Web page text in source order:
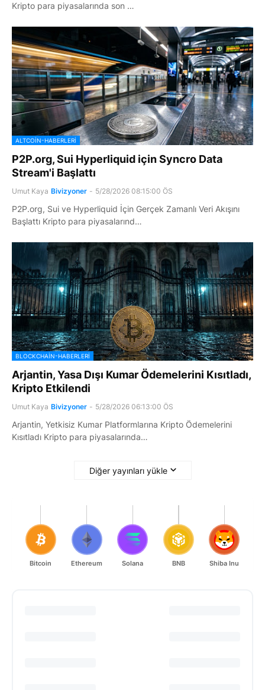
Kripto para piyasalarında son …
ALTCOIN-HABERLERI
P2P.org, Sui Hyperliquid için Syncro Data
Stream'i Başlattı
Umut Kaya Bivizyoner - 5/28/2026 08:15:00 ÖS
P2P.org, Sui ve Hyperliquid İçin Gerçek Zamanlı Veri Akışını
Başlattı Kripto para piyasalarınd…
BLOCKCHAIN-HABERLERI
Arjantin, Yasa Dışı Kumar Ödemelerini Kısıtladı,
Kripto Etkilendi
Umut Kaya Bivizyoner - 5/28/2026 06:13:00 ÖS
Arjantin, Yetkisiz Kumar Platformlarına Kripto Ödemelerini
Kısıtladı Kripto para piyasalarında…
Diğer yayınları yükle
Bitcoin Ethereum Solana BNB Shiba Inu